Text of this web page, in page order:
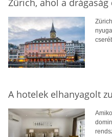
Zürich, ahol a drágaság
A hotelek elhanyagolt